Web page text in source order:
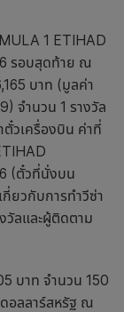
1 ETIHAD
รอบสุดท้าย ณ
บาท (มูลค่า
จำนวน 1 รางวัล
วเครื่องบิน ค่าที่
(ตั๋วที่นั่งบน
ยวกับการทำวีซ่า
วัลและผู้ติดตาม
บาท จำนวน 150
อลลาร์สหรัฐ ณ